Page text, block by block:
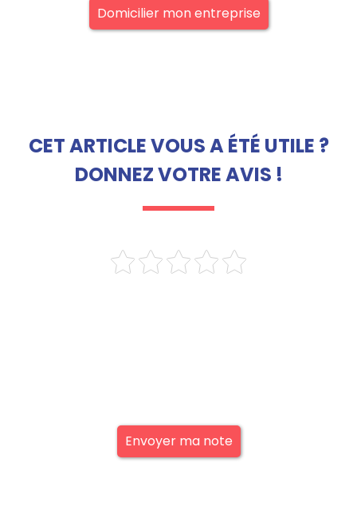
Domicilier mon entreprise
CET ARTICLE VOUS A ÉTÉ UTILE ?
DONNEZ VOTRE AVIS !
Envoyer ma note